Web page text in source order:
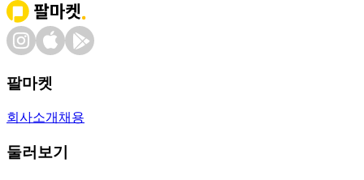
팔마켓
회사소개 채용
둘러보기